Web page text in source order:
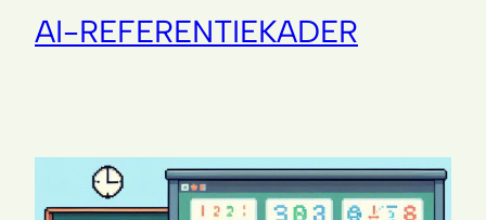
AI-REFERENTIEKADER